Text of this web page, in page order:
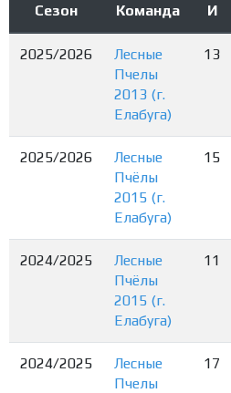
Сезон Команда И
2025/2026
Лесные
Пчелы
2013 (г.
Елабуга)
13
2025/2026
Лесные
Пчёлы
2015 (г.
Елабуга)
15
2024/2025
Лесные
Пчёлы
2015 (г.
Елабуга)
11
2024/2025
Лесные
Пчелы
17